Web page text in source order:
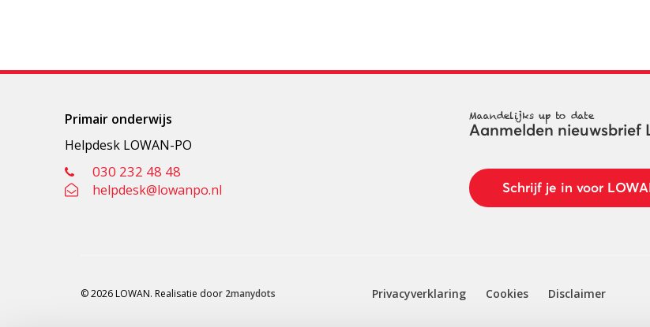
Primair onderwijs
Helpdesk LOWAN-PO
030 232 48 48
helpdesk@lowanpo.nl
Maandelijks up to date
Aanmelden nieuwsbrief
Schrijf je in voor
© 2026 LOWAN. Realisatie door 2manydots Privacyverklaring Cookies Disclaimer